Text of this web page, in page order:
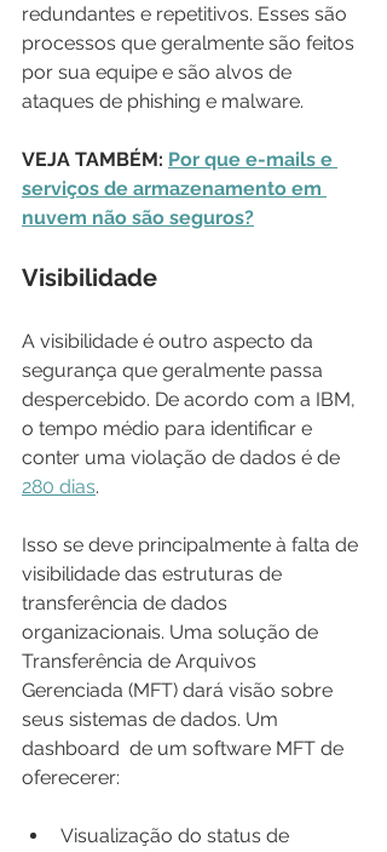
redundantes e repetitivos. Esses são
processos que geralmente são feitos
por sua equipe e são alvos de
ataques de phishing e malware.
VEJA TAMBÉM: Por que e-mails e
serviços de armazenamento em
nuvem não são seguros?
Visibilidade
A visibilidade é outro aspecto da
segurança que geralmente passa
despercebido. De acordo com a IBM,
o tempo médio para identificar e
conter uma violação de dados é de
280 dias.
Isso se deve principalmente à falta de
visibilidade das estruturas de
transferência de dados
organizacionais. Uma solução de
Transferência de Arquivos
Gerenciada (MFT) dará visão sobre
seus sistemas de dados. Um
dashboard  de um software MFT de
oferecerer:
Visualização do status de